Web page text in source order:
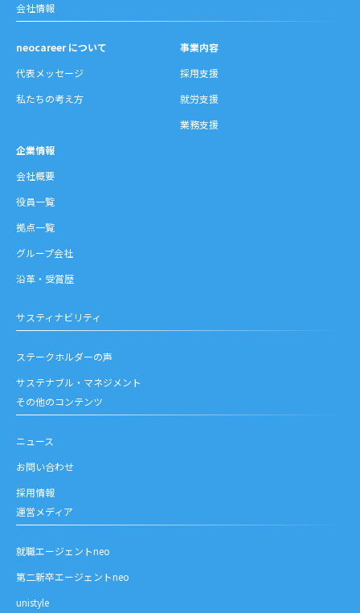
会社情報
neocareer について
代表メッセージ
私たちの考え方
事業内容
採用支援
就労支援
業務支援
企業情報
会社概要
役員一覧
拠点一覧
グループ会社
沿革・受賞歴
サスティナビリティ
ステークホルダーの声
サステナブル・マネジメント
その他のコンテンツ
ニュース
お問い合わせ
採用情報
運営メディア
就職エージェントneo
第二新卒エージェントneo
unistyle